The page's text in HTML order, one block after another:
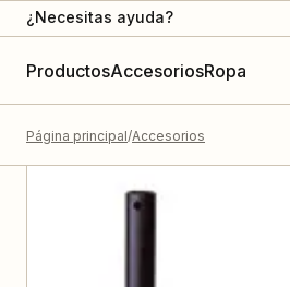
¿Necesitas ayuda?
ProductosAccesoriosRopa
Página principal Accesorios